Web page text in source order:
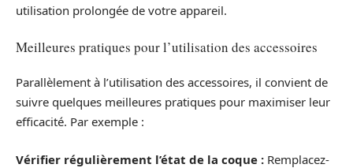
utilisation prolongée de votre appareil.
Meilleures pratiques pour l’utilisation des accessoires
Parallèlement à l’utilisation des accessoires, il convient de
suivre quelques meilleures pratiques pour maximiser leur
efficacité. Par exemple :
Vérifier régulièrement l’état de la coque : Remplacez-